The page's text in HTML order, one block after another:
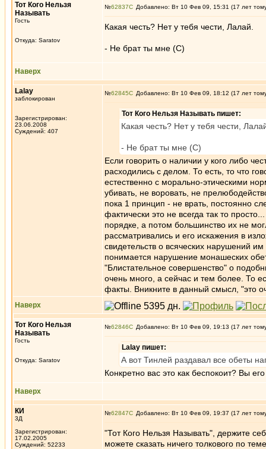
Тот Кого Нельзя
Называть
Гость
Откуда: Saratov
№62837 Добавлено: Вт 10 Фев 09, 15:31 (17 лет
Какая честь? Нет у тебя чести, Лалай.
- Не брат ты мне (С)
Наверх
Lalay
заблокирован
Зарегистрирован:
23.06.2008
Суждений: 407
№62845 Добавлено: Вт 10 Фев 09, 18:12 (17 лет
Тот Кого Нельзя Называть пишет:
Какая честь? Нет у тебя чести,
- Не брат ты мне (С)
Если говорить о наличии у кого либо
расходились с делом. То есть, то что
естественно с морально-этическими
убивать, не воровать, не
пока 1 принцип - не врать, постоянно
фактически это не всегда так то
порядке, а потом большинство их не
рассматривались и его искажения в
свидетельств о всяческих нарушений
понимается нарушение монашеских
"Блистательное совершенство" о
очень много, а сейчас и тем более. То
факты. Вникните в данный смысл, "это
Наверх
Тот Кого Нельзя
Называть
Гость
Откуда: Saratov
№62846 Добавлено: Вт 10 Фев 09, 19:13 (17 лет
Lalay пишет:
А вот Тинлей раздавал все обеты
Конкретно вас это как беспокоит? Вы
Наверх
КИ
3Д
Зарегистрирован:
17.02.2005
Суждений: 52233
№62847 Добавлено: Вт 10 Фев 09, 19:37 (17 лет
"Тот Кого Нельзя Называть", держите
можете сказать ничего толкового по